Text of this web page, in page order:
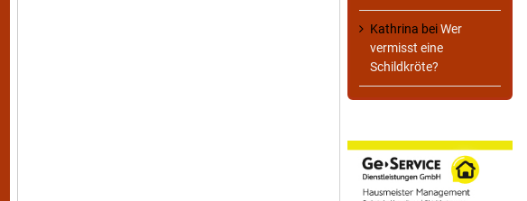
Kathrina beiWer
vermisst eine
Schildkröte?